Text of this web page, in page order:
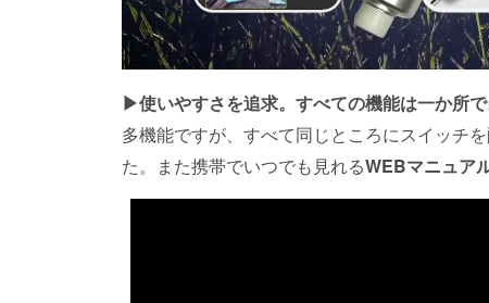
▶使いやすさを追求。すべての機能は一か所で
多機能ですが、すべて同じところにスイッチ
た。また携帯でいつでも見れるWEBマニュア